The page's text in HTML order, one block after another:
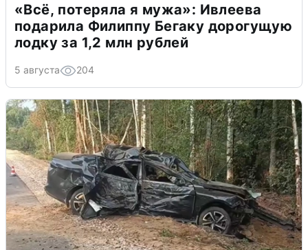
«Всё, потеряла я мужа»: Ивлеева
подарила Филиппу Бегаку дорогущую
лодку за 1,2 млн рублей
5 августа 204